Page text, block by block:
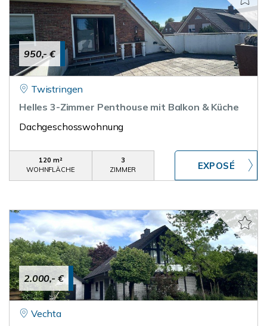
950,- €
Twistringen
Helles 3-Zimmer Penthouse mit Balkon & Küche
Dachgeschosswohnung
120 m²
WOHNFLÄCHE
3
ZIMMER
2.000,- €
Vechta